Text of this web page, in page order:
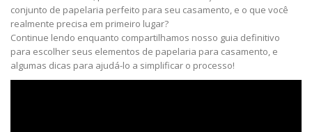
conjunto de papelaria perfeito para seu casamento, e o que você
realmente precisa em primeiro lugar?
Continue lendo enquanto compartilhamos nosso guia definitivo
para escolher seus elementos de papelaria para casamento, e
algumas dicas para ajudá-lo a simplificar o processo!